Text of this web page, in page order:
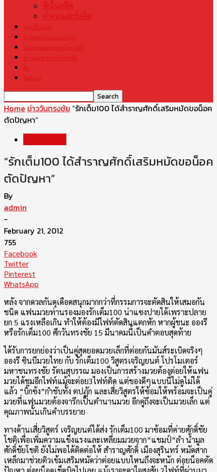
ศึกในอดีต
คำคมและข้อคิด
แชมเปี้ยนโลก
S1 World Championship
ปณิธานและคำสอนวันทรงชัย
ข่าวและสารจากวันทรงชัย
สื่อ
ติดต่อเรา
Home ข่าววันทรงชัย “รักเต็ม100 ได้สำราญศักดิ์เสริมหมัดขอน็อค
ตัดปัญหา”
“รักเต็ม100 ได้สำราญศักดิ์เสริมหมัดขอน็อค
ตัดปัญหา”
By
admin
-
February 21, 2012
755
Facebook
Twitter
Pinterest
WhatsApp
หลัง จากดวลกันดุเดือดสนุกมากกว่าที่กรรมการจะตัดสินให้เสมอกัน
ชนิด แฟนมวยท่านรองมองรักเต็ม100 น่าแซงปายได้เพราะปลาย
ยก 5 แรงเหลือเกิน ทำให้ต้องมีไฟท์ตัดสินแตกหัก หากผู้ชนะ อองรี
หรือรักเต็ม100 ศึกวันทรงชัย 15 มีนาคมนี้เป็นคำตอบสุดท้าย
ได้รับการยกย่องว่าเป็นคู่สุดยอดมวยเล็กที่ต่อยกันมันส์ระเบิดจริงๆ
อองรี ซินบีมวยไทย กับ รักเต็ม100 วิสูตรเจริญยนต์ โปรโมเตอร์
มหาชนทรงชัย รัตนสุบรรณ มองเป็นการสร้างมวยต้องต่อยให้แฟน
มวยได้ชมอีกไฟท์แม้จะต่อย3ไฟท์ติด แต่ของดีๆแบบนี้ไม่ดูไม่ได้
แล้ว “บิ๊กซ้ง”กำชับทั้ง ตปฏัก และเสี่ยวิสูตรให้ซ้อมให้พร้อมจะเป็นคู่
มวยที่แฟนมวยต้องจารึกเป็นตำนานมวย อีกคู่ถึงจะเป็นมวยเล็ก แต่
คุณภาพนั้นเกินคำบรรยาย
ทางด้านเสี่ยวิสูตร์ เจริญยนต์ได้ส่ง รักเต็ม100 มาซ้อมที่ค่ายศักดิ์ชัย
โชติเพื่อเพิ่มความแข็งแรงและเหลี่ยมมวยจาก”แชมป์”ลำ น้ำมูล
ศักดิ์ชัยโชติ ยังไม่พอได้ติดต่อให้ สำราญศักดิ์ เมืองสุรินทร์ หมัดสาก
เหล็กมาช่วยติวเข้มเสริมหมัดว่าต่อยแบบไหนถึงจะหนัก ต่อยน็อคตัด